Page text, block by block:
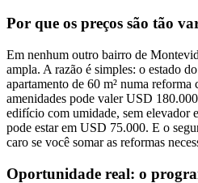
Por que os preços são tão
Em nenhum outro bairro de
ampla. A razão é simples: o estado
apartamento de 60 m² numa reforma
amenidades pode valer USD
edifício com umidade, sem elevador
pode estar em USD 75.000. E o
caro se você somar as reformas
Oportunidade real: o